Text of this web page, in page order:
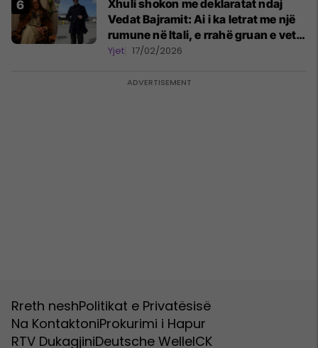
Xhuli shokon me deklaratat ndaj
Vedat Bajramit: Ai i ka letrat me një
rumune në Itali, e rrahë gruan e vet
dhe përdor narkotikë
Yjet 17/02/2026
Rreth neshPolitikat e Privatësisë
Na KontaktoniProkurimi i Hapur
RTV DukagjiniDeutsche WelleICK